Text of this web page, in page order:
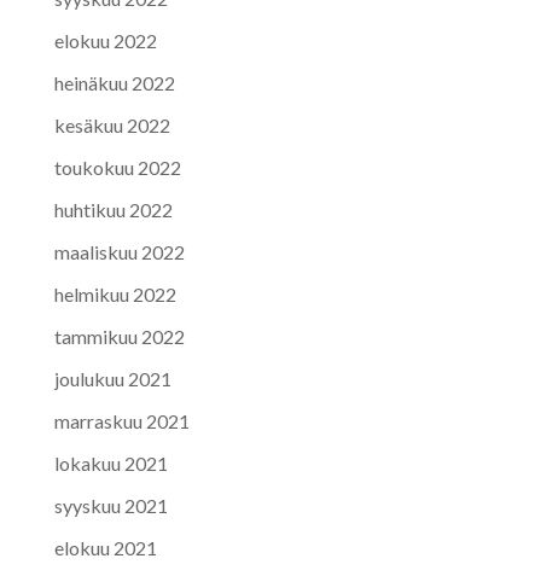
elokuu 2022
heinäkuu 2022
kesäkuu 2022
toukokuu 2022
huhtikuu 2022
maaliskuu 2022
helmikuu 2022
tammikuu 2022
joulukuu 2021
marraskuu 2021
lokakuu 2021
syyskuu 2021
elokuu 2021